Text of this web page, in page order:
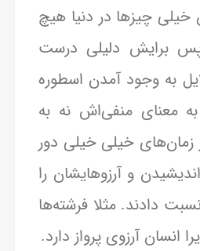
چیزها در دنیا هیچ
پس برایش دلیلی درست
به وجود آمدن اسطوره
معنای منفی‌اش نه به
زمان‌های خیلی خیلی دور
و آرزوهایشان را
دادند. مثلا فرشته‌ها
انسان آرزوی پرواز دارد.